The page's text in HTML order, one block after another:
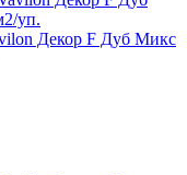
Декор F Дуб Микс